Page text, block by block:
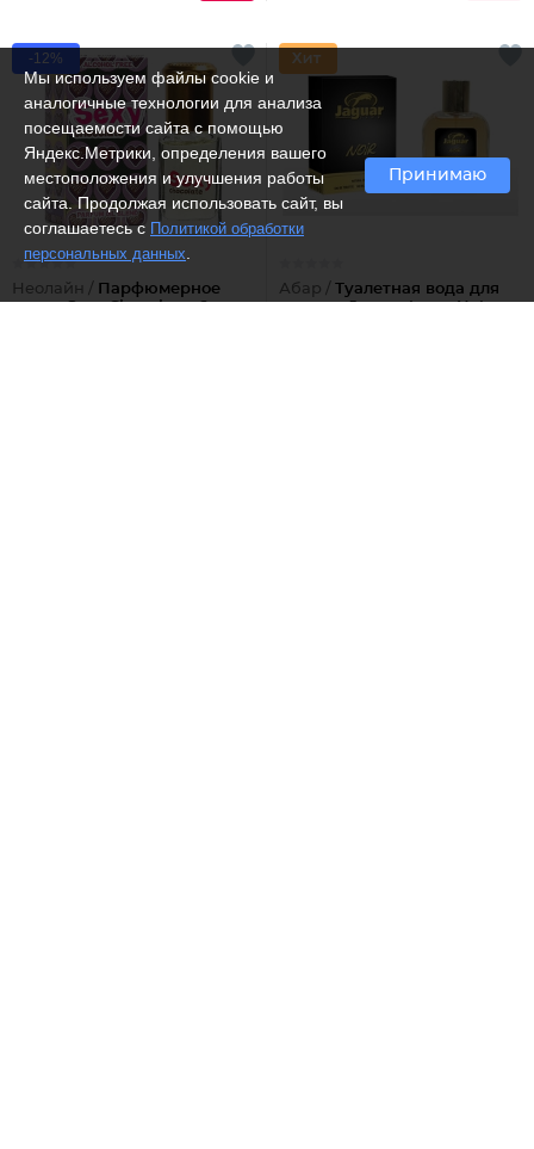
-12%
Неолайн / Парфюмерное
масло Sexy Chocolate, 6
Абар / Туалетная вода для
мужчин Jaguar jump Noir
Мы используем файлы cookie и
аналогичные технологии для анализа
посещаемости сайта с помощью
Яндекс.Метрики, определения вашего
местоположения и улучшения работы
сайта. Продолжая использовать сайт, вы
соглашаетесь с Политикой обработки
персональных данных
Принимаю